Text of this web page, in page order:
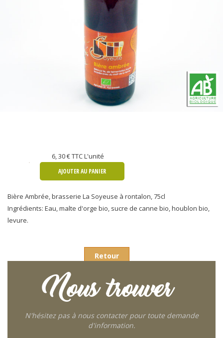
6, 30 €TTC L'unité
AJOUTER AU PANIER
Bière Ambrée, brasserie La Soyeuse à rontalon, 75cl
Ingrédients: Eau, malte d'orge bio, sucre de canne bio, houblon bio,
levure.
Retour
Nous trouver
N'hésitez pas à nous contacter pour toute demande
d'information.